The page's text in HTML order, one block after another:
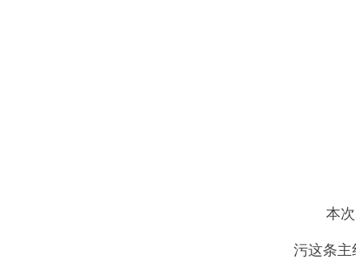
本次大
污这条主